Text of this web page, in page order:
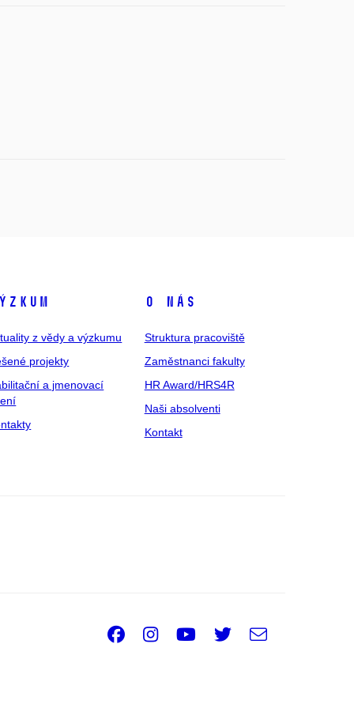
z vědy a výzkumu
projekty
a jmenovací
O nás
Struktura pracoviště
Zaměstnanci fakulty
HR Award/HRS4R
Naši absolventi
Kontakt
Facebook
Instagram
Youtube
Twitter
e-